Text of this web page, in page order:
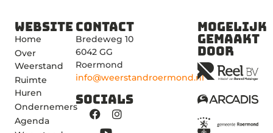
Website
Home
Over
Weerstand
Ruimte
Huren
Ondernemers
Agenda
Contact
Bredeweg 10
6042 GG
Roermond
info@weerstandroermond.nl
Socials
Mogelijk
gemaakt
door